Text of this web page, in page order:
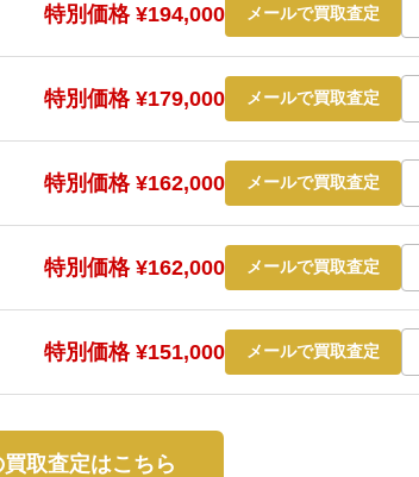
特別価格 ¥194,000 メールで買取査定
特別価格 ¥179,000 メールで買取査定
特別価格 ¥162,000 メールで買取査定
特別価格 ¥162,000 メールで買取査定
特別価格 ¥151,000 メールで買取査定
取査定はこちら